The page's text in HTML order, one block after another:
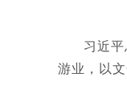
习近
游业，以